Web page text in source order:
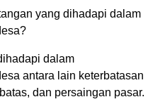
yang dihadapi dalam
dalam
antara lain keterbatasan
dan persaingan pasar.